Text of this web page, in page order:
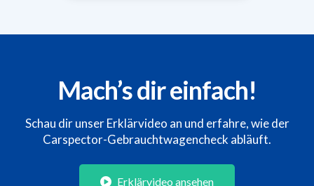
Mach’s dir einfach!
Schau dir unser Erklärvideo an und erfahre, wie der
Carspector-Gebrauchtwagencheck abläuft.
Erklärvideo ansehen